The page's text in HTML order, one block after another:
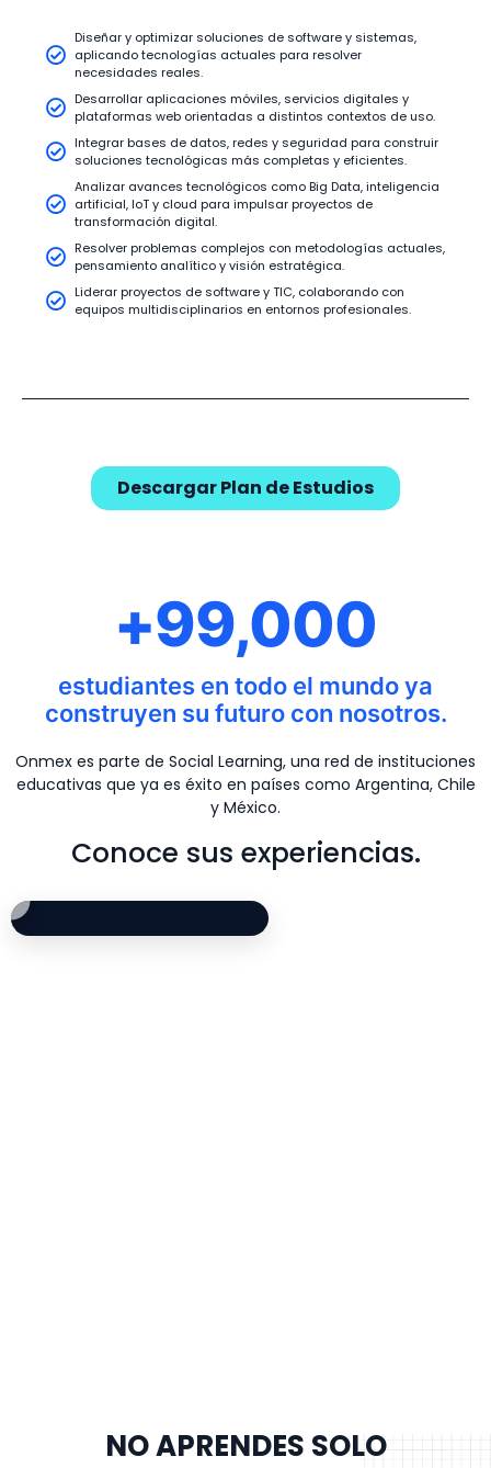
Diseñar y optimizar soluciones de software y sistemas,
aplicando tecnologías actuales para resolver
necesidades reales.
Desarrollar aplicaciones móviles, servicios digitales y
plataformas web orientadas a distintos contextos de uso.
Integrar bases de datos, redes y seguridad para construir
soluciones tecnológicas más completas y eficientes.
Analizar avances tecnológicos como Big Data, inteligencia
artificial, IoT y cloud para impulsar proyectos de
transformación digital.
Resolver problemas complejos con metodologías actuales,
pensamiento analítico y visión estratégica.
Liderar proyectos de software y TIC, colaborando con
equipos multidisciplinarios en entornos profesionales.
Descargar Plan de Estudios
+99,000
estudiantes en todo el mundo ya
construyen su futuro con nosotros.
Onmex es parte de Social Learning, una red de instituciones
educativas que ya es éxito en países como Argentina, Chile
y México.
Conoce sus experiencias.
Opinión de alumno de Marketing Digital:
NO APRENDES SOLO